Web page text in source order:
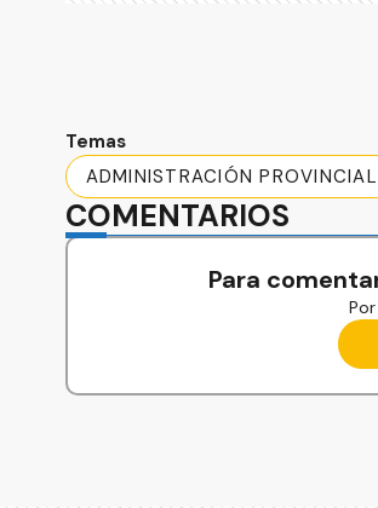
Temas
ADMINISTRACIÓN PROVINCIAL
COMENTARIOS
Para